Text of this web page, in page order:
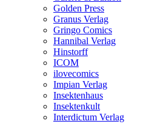
Golden Press
Granus Verlag
Gringo Comics
Hannibal Verlag
Hinstorff
ICOM
ilovecomics
Impian Verlag
Insektenhaus
Insektenkult
Interdictum Verlag